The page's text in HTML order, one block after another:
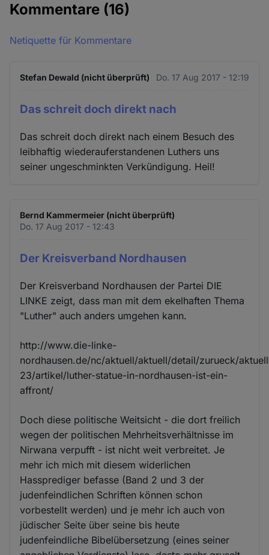
Kommentare (16)
Netiquette für Kommentare
Stefan Dewald (nicht überprüft) Do. 17 Aug 2017 - 12:19
Das schreit doch direkt nach
Das schreit doch direkt nach einem Besuch des
leibhaftig wiederauferstandenen Luthers uns
seiner ungeschminkten Verkündigung. Heil!
Bernd Kammermeier (nicht überprüft)
Do. 17 Aug 2017 - 12:43
Der Kreisverband Nordhausen
Der Kreisverband Nordhausen der Partei DIE
LINKE zeigt, dass man mit dem ekelhaften Thema
"Luther" auch anders umgehen kann.
http://www.die-linke-
nordhausen.de/nc/aktuell/aktuell/detail/zurueck/
23/artikel/luther-statue-in-nordhausen-ist-ein-
affront/
Doch diese politische Weitsicht - die dort freilich
wegen der politischen Mehrheitsverhältnisse im
Nirwana verpufft - ist nicht weit verbreitet. Je
mehr ich mich mit diesem widerlichen
Hassprediger befasse (Band 2 und 3 der
judenfeindlichen Schriften können schon
vorbestellt werden) und je mehr ich auch von
jüdischer Seite über seine bis heute
judenfeindliche Bibelübersetzung (eines seiner